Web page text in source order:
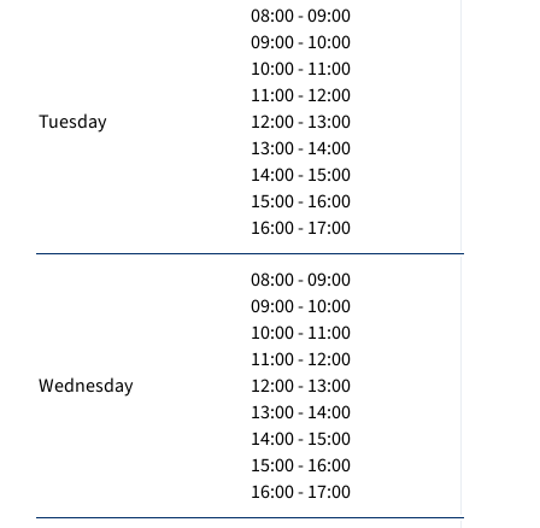
Tuesday
08:00 - 09:00
09:00 - 10:00
10:00 - 11:00
11:00 - 12:00
12:00 - 13:00
13:00 - 14:00
14:00 - 15:00
15:00 - 16:00
16:00 - 17:00
Wednesday
08:00 - 09:00
09:00 - 10:00
10:00 - 11:00
11:00 - 12:00
12:00 - 13:00
13:00 - 14:00
14:00 - 15:00
15:00 - 16:00
16:00 - 17:00